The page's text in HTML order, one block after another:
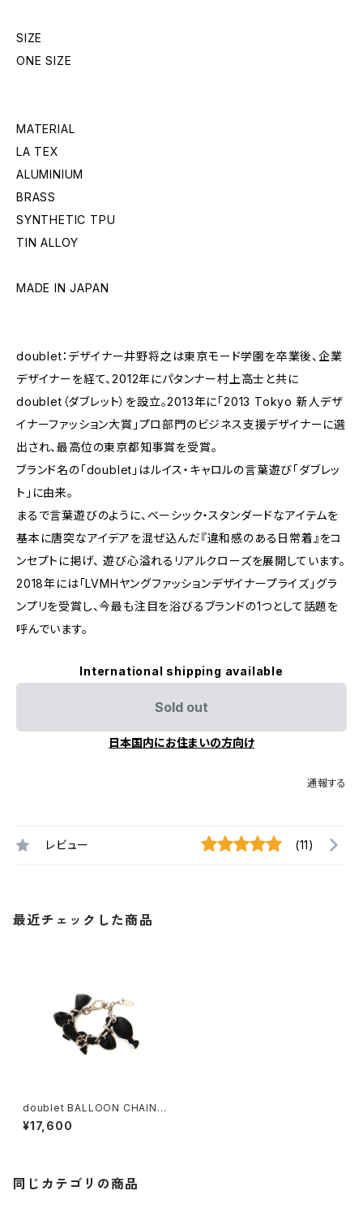
SIZE
ONE SIZE
MATERIAL
LA TEX
ALUMINIUM
BRASS
SYNTHETIC TPU
TIN ALLOY
MADE IN JAPAN
doublet：デザイナー井野将之は東京モード学園を卒業後、企業
デザイナーを経て、2012年にパタンナー村上高士と共に
doublet（ダブレット）を設立。2013年に「2013 Tokyo 新人デザ
イナーファッション大賞」プロ部門のビジネス支援デザイナーに選
出され、最高位の東京都知事賞を受賞。
ブランド名の「doublet」はルイス・キャロルの言葉遊び「ダブレッ
ト」に由来。
まるで言葉遊びのように、ベーシック・スタンダードなアイテムを
基本に唐突なアイデアを混ぜ込んだ『違和感のある日常着』をコ
ンセプトに掲げ、 遊び心溢れるリアルクローズを展開しています。
2018年には「LVMHヤングファッションデザイナープライズ」グラ
ンプリを受賞し、今最も注目を浴びるブランドの1つとして話題を
呼んでいます。
International shipping available
Sold out
日本国内にお住まいの方向け
通報する
レビュー (11)
最近チェックした商品
doublet BALLOON CHAIN
BRACELET(Silver)
¥17,600
同じカテゴリの商品